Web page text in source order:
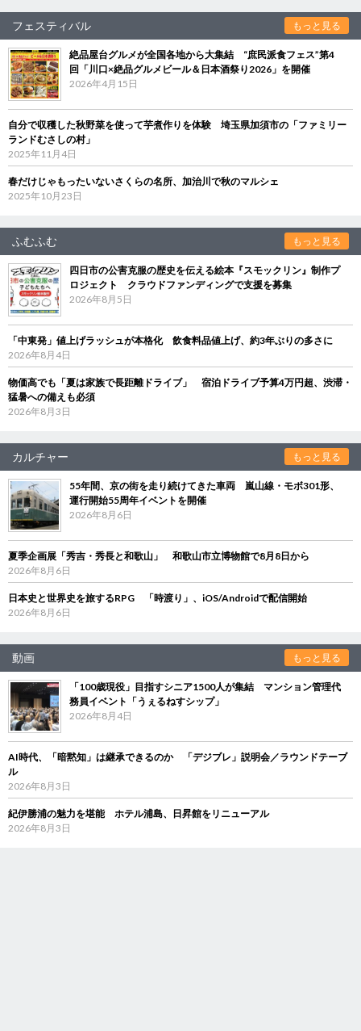
フェスティバル もっと見る
絶品屋台グルメが全国各地から大集結 “庶民派食フェス”第4
回「川口×絶品グルメビール＆日本酒祭り2026」を開催
2026年4月15日
自分で収穫した秋野菜を使って芋煮作りを体験 埼玉県加須市の「ファミリー
ランドむさしの村」
2025年11月4日
春だけじゃもったいないさくらの名所、加治川で秋のマルシェ
2025年10月23日
ふむふむ もっと見る
四日市の公害克服の歴史を伝える絵本『スモックリン』制作プ
ロジェクト クラウドファンディングで支援を募集
2026年8月5日
「中東発」値上げラッシュが本格化 飲食料品値上げ、約3年ぶりの多さに
2026年8月4日
物価高でも「夏は家族で長距離ドライブ」 宿泊ドライブ予算4万円超、渋滞・
猛暑への備えも必須
2026年8月3日
カルチャー もっと見る
55年間、京の街を走り続けてきた車両 嵐山線・モボ301形、
運行開始55周年イベントを開催
2026年8月6日
夏季企画展「秀吉・秀長と和歌山」 和歌山市立博物館で8月8日から
2026年8月6日
日本史と世界史を旅するRPG 「時渡り」、iOS/Androidで配信開始
2026年8月6日
動画 もっと見る
「100歳現役」目指すシニア1500人が集結 マンション管理代
務員イベント「うぇるねすシップ」
2026年8月4日
AI時代、「暗黙知」は継承できるのか 「デジブレ」説明会／ラウンドテーブ
ル
2026年8月3日
紀伊勝浦の魅力を堪能 ホテル浦島、日昇館をリニューアル
2026年8月3日